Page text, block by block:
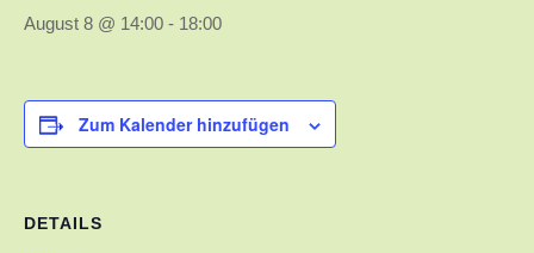
August 8 @ 14:00 - 18:00
Zum Kalender hinzufügen
DETAILS